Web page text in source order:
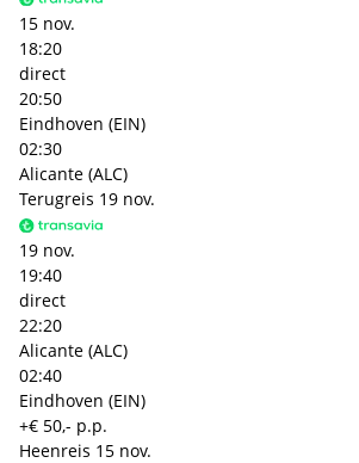
15 nov.
18:20
direct
20:50
Eindhoven (EIN)
02:30
Alicante (ALC)
Terugreis 19 nov.
19 nov.
19:40
direct
22:20
Alicante (ALC)
02:40
Eindhoven (EIN)
+€ 50,- p.p.
Heenreis 15 nov.